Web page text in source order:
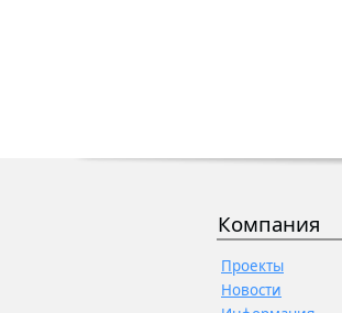
Компания
Проекты
Новости